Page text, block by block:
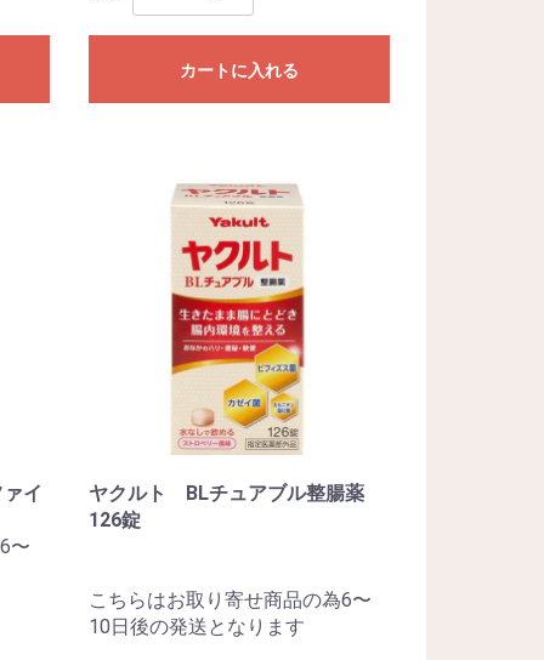
カートに入れる
イ
〜
ヤクルト BLチュアブル整腸薬
126錠
こちらはお取り寄せ商品の為6〜
10日後の発送となります